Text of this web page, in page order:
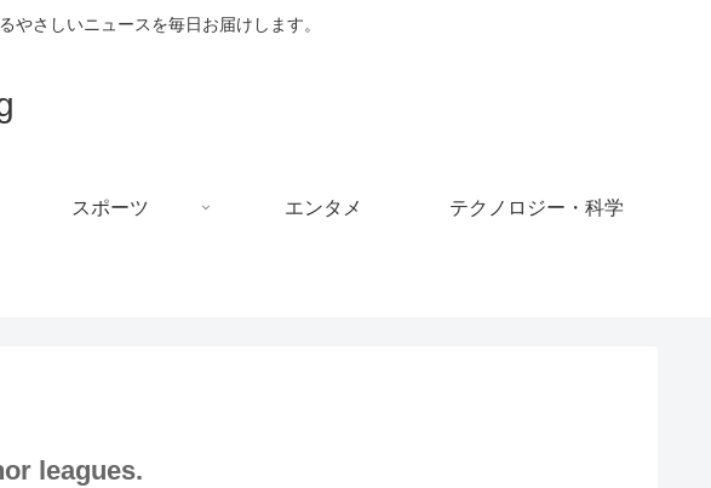
さしいニュースを毎日お届けします。
スポーツ エンタメ テクノロジー・科学
leagues.